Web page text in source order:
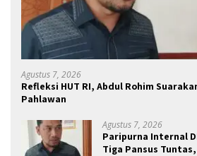
Agustus 7, 2026
Refleksi HUT RI, Abdul Rohim
Pahlawan
Agustus 7, 2026
Paripurna Internal
Tiga Pansus